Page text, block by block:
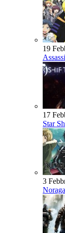
19
17
Star
3